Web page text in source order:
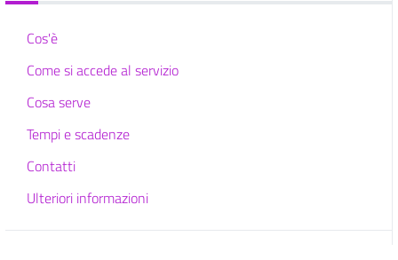
Cos'è
Come si accede al servizio
Cosa serve
Tempi e scadenze
Contatti
Ulteriori informazioni